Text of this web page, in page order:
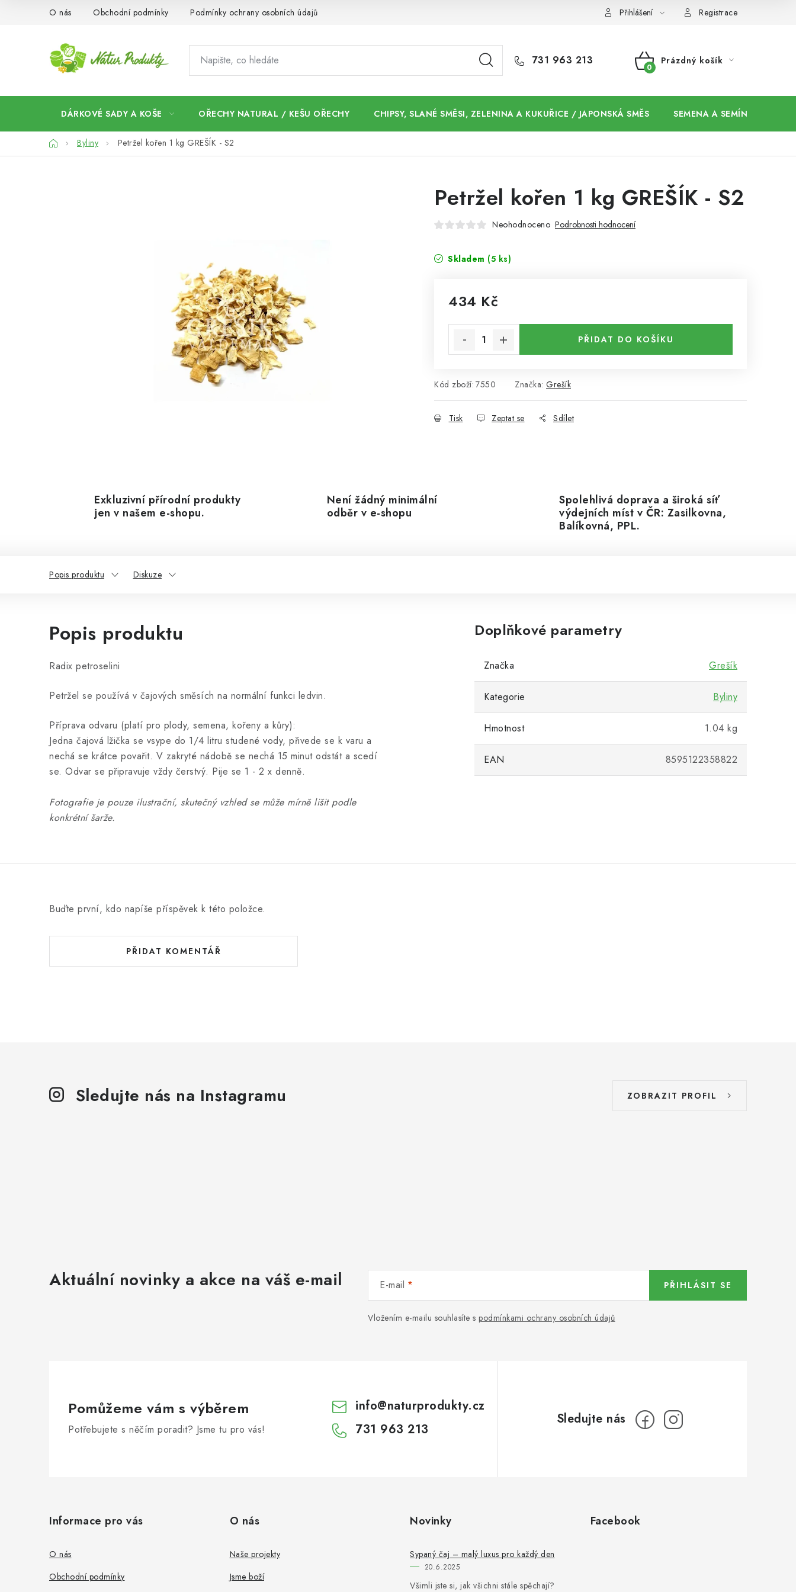
O nás Obchodní podmínky Podmínky ochrany osobních údajů Přihlášení Registrace
731 963 213
NÁKUPNÍ
Prázdný košík
DÁRKOVÉ SADY A KOŠE OŘECHY NATURAL / KEŠU OŘECHY CHIPSY, SLANÉ SMĚSI, ZELENINA A KUKUŘICE / JAPONSKÁ SMĚS SEMENA A SEMÍNKA / CHIA
DomůByliny Petržel kořen 1 kg GREŠÍK - S2
Petržel kořen 1 kg GREŠÍK - S2
Neohodnoceno Podrobnosti hodnocení
Skladem (5 ks)
434 Kč
PŘIDAT DO KOŠÍKU
Kód zboží: 7550 Značka: Grešík
Tisk Zeptat se Sdílet
Exkluzivní přírodní produkty
jen v našem e-shopu.
Není žádný minimální
odběr v e-shopu
Spolehlivá doprava a široká síť
výdejních míst v ČR: Zasilkovna,
Balíkovná, PPL.
Popis produktu Diskuze
Popis produktu
Radix petroselini
Petržel se používá v čajových směsích na normální funkci ledvin.
Příprava odvaru (platí pro plody, semena, kořeny a kůry):
Jedna čajová lžička se vsype do 1/4 litru studené vody, přivede se k varu a
nechá se krátce povařit. V zakryté nádobě se nechá 15 minut odstát a scedí
se. Odvar se připravuje vždy čerstvý. Pije se 1 - 2 x denně.
Fotografie je pouze ilustrační, skutečný vzhled se může mírně lišit podle
konkrétní šarže.
Doplňkové parametry
Značka Grešík
Kategorie Byliny
Hmotnost 1.04 kg
EAN 8595122358822
Buďte první, kdo napíše příspěvek k této položce.
PŘIDAT KOMENTÁŘ
Sledujte nás na Instagramu ZOBRAZIT PROFIL
Aktuální novinky a akce na váš e-mail E-mail
Vložením e-mailu souhlasíte s podmínkami ochrany osobních údajů
PŘIHLÁSIT SE
Pomůžeme vám s výběrem
Potřebujete s něčím poradit? Jsme tu pro vás!
info@naturprodukty.cz
731 963 213
Informace pro vás
O nás
Obchodní podmínky
O nás
Naše projekty
Jsme boží
Novinky
Sypaný čaj – malý luxus pro každý den
20.6.2025
Všimli jste si, jak všichni stále spěchají?
Facebook